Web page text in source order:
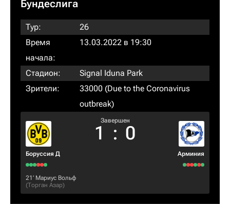
Бундеслига
Тур:
26
Время
начала:
13.03.2022 в 19:30
Стадион:
Signal Iduna Park
Зрители:
33000 (Due to the Coronavirus
outbreak)
Боруссия Д
Завершен
1 : 0
Арминия
21‎’‎ Мариус Вольф
(Торган Азар)